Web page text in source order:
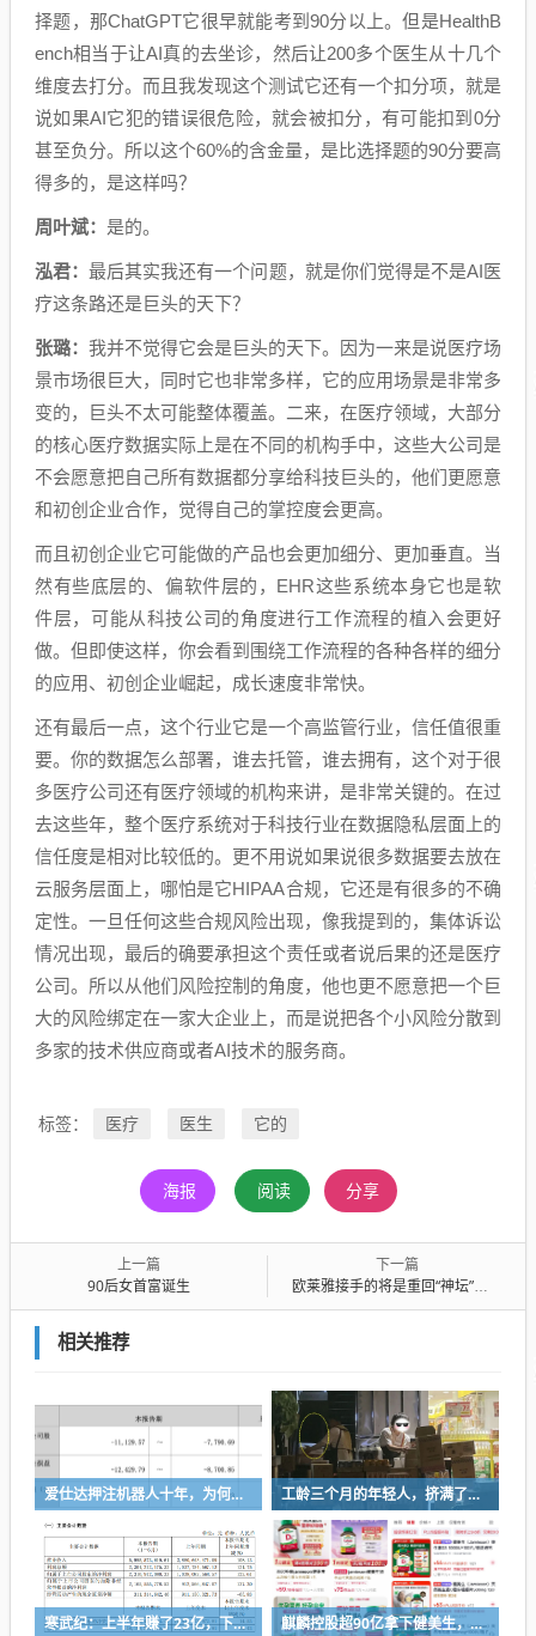
择题，那ChatGPT它很早就能考到90分以上。但是HealthB
ench相当于让AI真的去坐诊，然后让200多个医生从十几个
维度去打分。而且我发现这个测试它还有一个扣分项，就是
说如果AI它犯的错误很危险，就会被扣分，有可能扣到0分
甚至负分。所以这个60%的含金量，是比选择题的90分要高
得多的，是这样吗？
周叶斌： 是的。
泓君：最后其实我还有一个问题，就是你们觉得是不是AI医
疗这条路还是巨头的天下？
张璐： 我并不觉得它会是巨头的天下。因为一来是说医疗场
景市场很巨大，同时它也非常多样，它的应用场景是非常多
变的，巨头不太可能整体覆盖。二来，在医疗领域，大部分
的核心医疗数据实际上是在不同的机构手中，这些大公司是
不会愿意把自己所有数据都分享给科技巨头的，他们更愿意
和初创企业合作，觉得自己的掌控度会更高。
而且初创企业它可能做的产品也会更加细分、更加垂直。当
然有些底层的、偏软件层的，EHR这些系统本身它也是软
件层，可能从科技公司的角度进行工作流程的植入会更好
做。但即使这样，你会看到围绕工作流程的各种各样的细分
的应用、初创企业崛起，成长速度非常快。
还有最后一点，这个行业它是一个高监管行业，信任值很重
要。你的数据怎么部署，谁去托管，谁去拥有，这个对于很
多医疗公司还有医疗领域的机构来讲，是非常关键的。在过
去这些年，整个医疗系统对于科技行业在数据隐私层面上的
信任度是相对比较低的。更不用说如果说很多数据要去放在
云服务层面上，哪怕是它HIPAA合规，它还是有很多的不确
定性。一旦任何这些合规风险出现，像我提到的，集体诉讼
情况出现，最后的确要承担这个责任或者说后果的还是医疗
公司。所以从他们风险控制的角度，他也更不愿意把一个巨
大的风险绑定在一家大企业上，而是说把各个小风险分散到
多家的技术供应商或者AI技术的服务商。
标签： 医疗 医生 它的
海报 阅读 分享
上一篇
90后女首富诞生
下一篇
欧莱雅接手的将是重回“神坛”的Gucci吗？
相关推荐
爱仕达押注机器人十年，为何陷入亏损困局？ 工龄三个月的年轻人，挤满了折扣零食店
寒武纪：上半年赚了23亿，下半年要看交付 麒麟控股超90亿拿下健美生，为何超300亿资本一周内“疯抢”VMS？